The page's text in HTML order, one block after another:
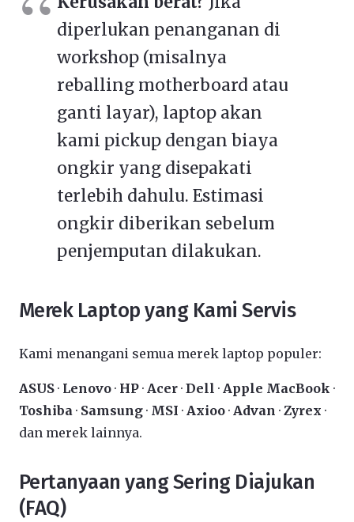
diperlukan penanganan di
workshop (misalnya
reballing motherboard atau
ganti layar), laptop akan
kami pickup dengan biaya
ongkir yang disepakati
terlebih dahulu. Estimasi
ongkir diberikan sebelum
penjemputan dilakukan.
Merek Laptop yang Kami Servis
Kami menangani semua merek laptop populer:
ASUS · Lenovo · HP · Acer · Dell · Apple MacBook ·
Toshiba · Samsung · MSI · Axioo · Advan · Zyrex ·
dan merek lainnya.
Pertanyaan yang Sering Diajukan
(FAQ)